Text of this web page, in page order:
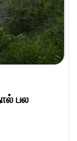
பல